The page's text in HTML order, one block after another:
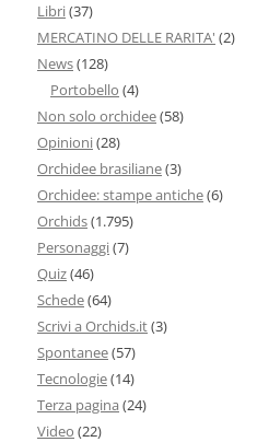
Libri(37)
MERCATINO DELLE RARITA' (2)
News(128)
Portobello (4)
Non solo orchidee(58)
Opinioni(28)
Orchidee brasiliane(3)
Orchidee: stampe antiche(6)
Orchids(1.795)
Personaggi(7)
Quiz(46)
Schede(64)
Scrivi a Orchids.it(3)
Spontanee(57)
Tecnologie(14)
Terza pagina (24)
Video (22)